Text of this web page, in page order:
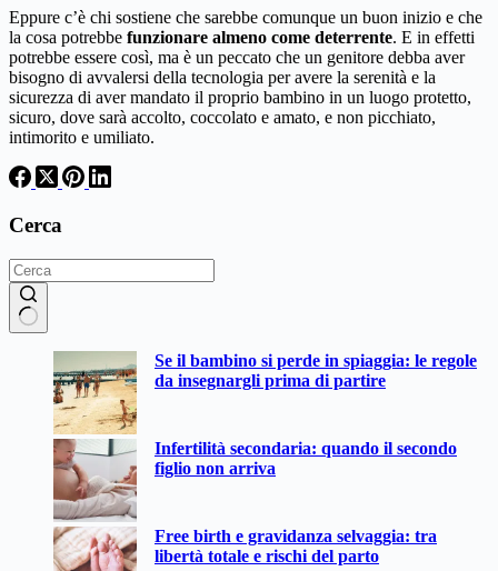
Eppure c’è chi sostiene che sarebbe comunque un buon inizio e che
la cosa potrebbe funzionare almeno come deterrente. E in effetti
potrebbe essere così, ma è un peccato che un genitore debba aver
bisogno di avvalersi della tecnologia per avere la serenità e la
sicurezza di aver mandato il proprio bambino in un luogo protetto,
sicuro, dove sarà accolto, coccolato e amato, e non picchiato,
intimorito e umiliato.
Cerca
Se il bambino si perde in spiaggia: le regole
da insegnargli prima di partire
Infertilità secondaria: quando il secondo
figlio non arriva
Free birth e gravidanza selvaggia: tra
libertà totale e rischi del parto